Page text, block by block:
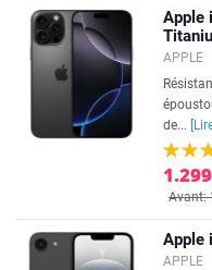
Apple
APPLE
de...
Avant:
Apple
APPLE